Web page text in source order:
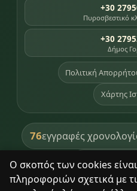
Ο σκοπός των cookies
πληροφοριών σχετικά με
+30
Πυροσβεστικό
+30
Δήμος
Πολιτική
Χάρτης
76εγγραφές
391βιβλία
8